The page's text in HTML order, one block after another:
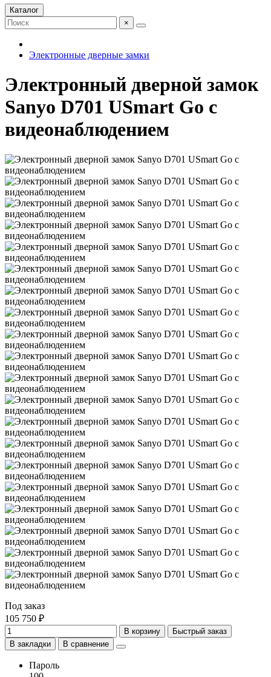
Каталог
×
Электронные дверные замки
Электронный дверной замок
Sanyo D701 USmart Go с
видеонаблюдением
Под заказ
105 750 ₽
В корзину
Быстрый заказ
В закладки
В сравнение
Пароль